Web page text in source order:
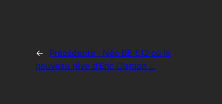
← Précédente : Néo BB 512 où le
nouveau rêve d’Eric Clapton …